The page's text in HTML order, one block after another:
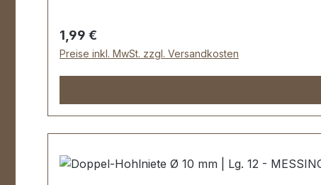
Regulärer Preis:
1,99 €
Preise inkl. MwSt. zzgl. Versandkosten